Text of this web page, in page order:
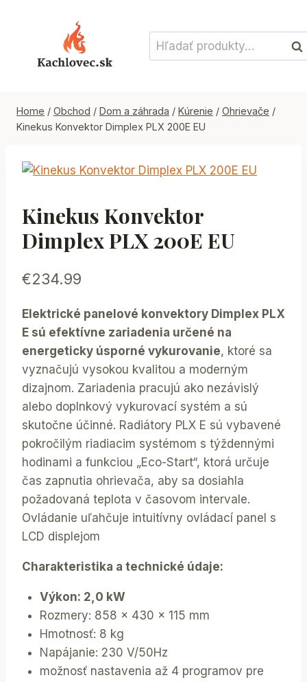
Hľadať:
Home / Obchod / Dom a záhrada / Kúrenie / Ohrievače /
Kinekus Konvektor Dimplex PLX 200E EU
Kinekus Konvektor
Dimplex PLX 200E EU
€234.99
Elektrické panelové konvektory Dimplex PLX
E sú efektívne zariadenia určené na
energeticky úsporné vykurovanie, ktoré sa
vyznačujú vysokou kvalitou a moderným
dizajnom. Zariadenia pracujú ako nezávislý
alebo doplnkový vykurovací systém a sú
skutočne účinné. Radiátory PLX E sú vybavené
pokročilým riadiacim systémom s týždennými
hodinami a funkciou „Eco-Start“, ktorá určuje
čas zapnutia ohrievača, aby sa dosiahla
požadovaná teplota v časovom intervale.
Ovládanie uľahčuje intuitívny ovládací panel s
LCD displejom
Charakteristika a technické údaje:
Výkon: 2,0 kW
Rozmery: 858 x 430 x 115 mm
Hmotnosť: 8 kg
Napájanie: 230 V/50Hz
možnosť nastavenia až 4 programov pre